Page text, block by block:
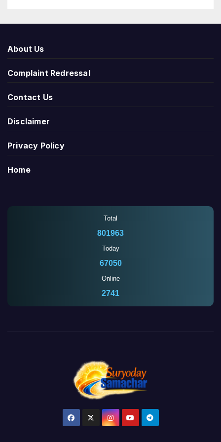
About Us
Complaint Redressal
Contact Us
Disclaimer
Privacy Policy
Home
Total
801963
Today
67050
Online
2741